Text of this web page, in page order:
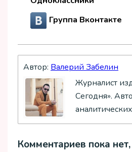
Группа Вконтакте
Автор: Валерий Забелин
Журналист
Сегодня».
Комментариев пока